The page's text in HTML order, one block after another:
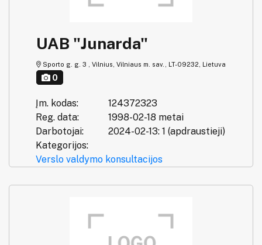
UAB "Junarda"
Sporto g. g. 3 , Vilnius, Vilniaus m. sav., LT-09232, Lietuva
0
Įm. kodas:
124372323
Reg. data:
1998-02-18 metai
Darbotojai:
2024-02-13: 1 (apdraustieji)
Kategorijos:
Verslo valdymo konsultacijos